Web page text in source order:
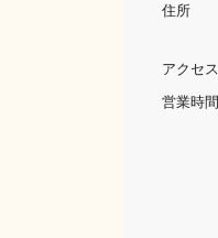
住所
アクセス
営業時間